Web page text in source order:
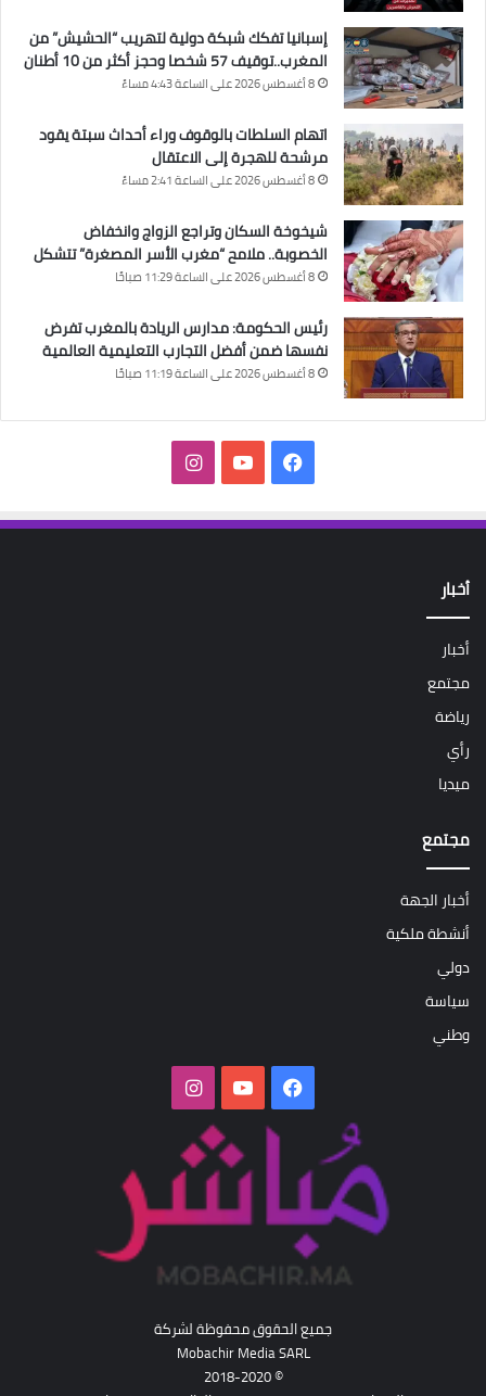
إسبانيا تفكك شبكة دولية لتهريب “الحشيش” من
المغرب..توقيف 57 شخصا وحجز أكثر من 10 أطنان
8 أغسطس 2026 على الساعة 4:43 مساءً
اتهام السلطات بالوقوف وراء أحداث سبتة يقود
مرشحة للهجرة إلى الاعتقال
8 أغسطس 2026 على الساعة 2:41 مساءً
شيخوخة السكان وتراجع الزواج وانخفاض
الخصوبة.. ملامح “مغرب الأسر المصغرة” تتشكل
8 أغسطس 2026 على الساعة 11:29 صباحًا
رئيس الحكومة: مدارس الريادة بالمغرب تفرض
نفسها ضمن أفضل التجارب التعليمية العالمية
8 أغسطس 2026 على الساعة 11:19 صباحًا
فيسبوك‫YouTubeانستقرام
أخبار
أخبار
مجتمع
رياضة
رأي
ميديا
مجتمع
أخبار الجهة
أنشطة ملكية
دولي
سياسة
وطني
فيسبوك‫YouTubeانستقرام
جميع الحقوق محفوظة لشركة
Mobachir Media SARL
© 2018-2020